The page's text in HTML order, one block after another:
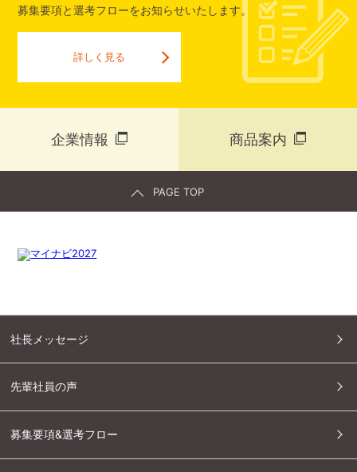
募集要項と選考フローをお知らせいたします。
詳しく見る
企業情報 商品案内
PAGE TOP
社長メッセージ
先輩社員の声
募集要項&選考フロー